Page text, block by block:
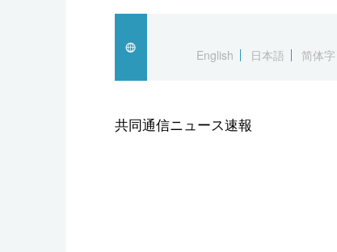
スポーツ・東京2020English
日本語 简体字
共同通信ニュース速報